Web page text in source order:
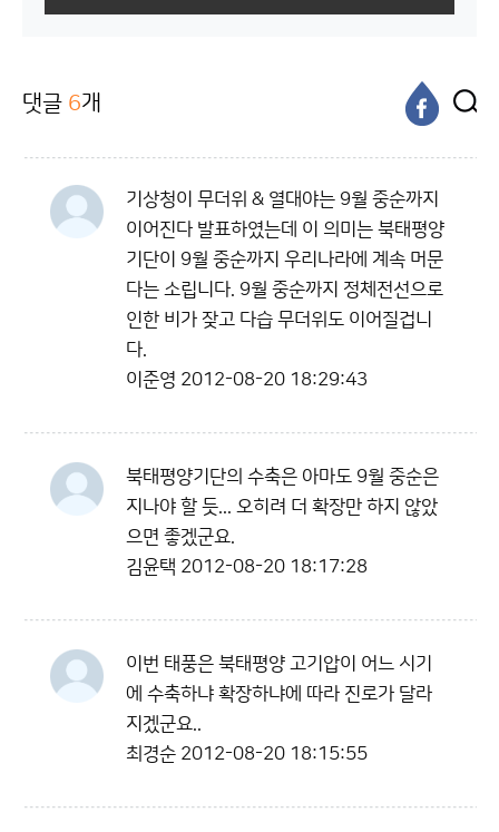
댓글 6개
기상청이 무더위 & 열대야는 9월 중순까지
이어진다 발표하였는데 이 의미는 북태평양
기단이 9월 중순까지 우리나라에 계속 머문
다는 소립니다. 9월 중순까지 정체전선으로
인한 비가 잦고 다습 무더위도 이어질겁니
다.
이준영 2012-08-20 18:29:43
북태평양기단의 수축은 아마도 9월 중순은
지나야 할 듯... 오히려 더 확장만 하지 않았
으면 좋겠군요.
김윤택 2012-08-20 18:17:28
이번 태풍은 북태평양 고기압이 어느 시기
에 수축하냐 확장하냐에 따라 진로가 달라
지겠군요..
최경순 2012-08-20 18:15:55